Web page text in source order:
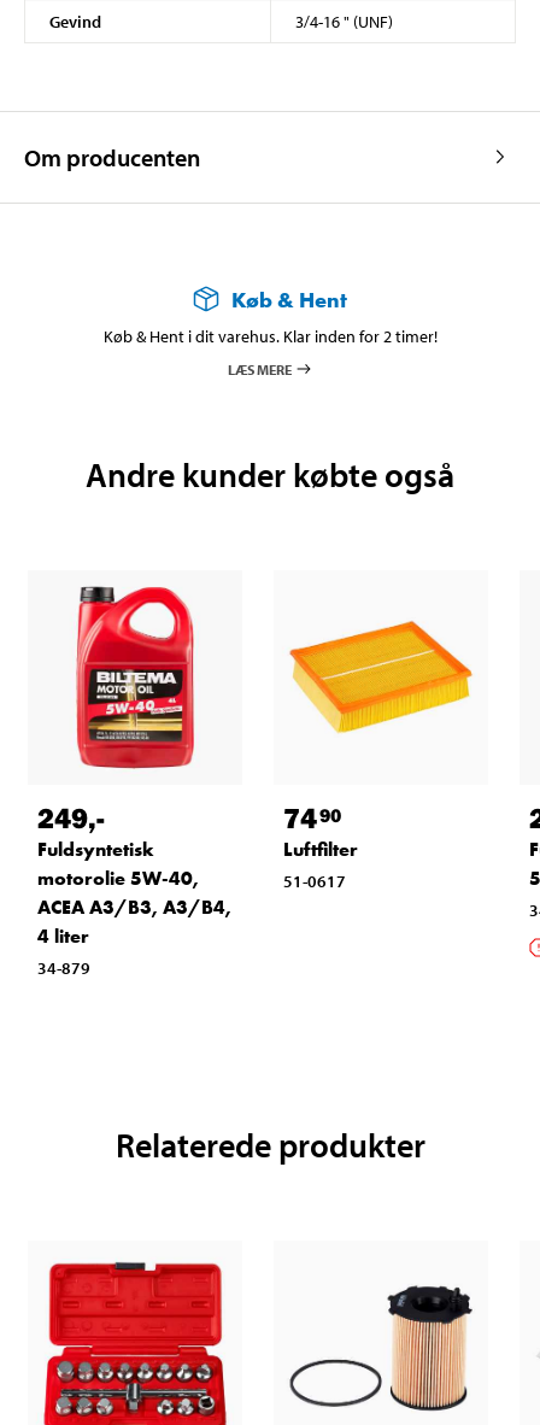
Gevind 3/4-16 " (UNF)
Om producenten
Køb & Hent
Køb & Hent i dit varehus. Klar inden for 2 timer!
LÆS MERE
Andre kunder købte også
249,-
Fuldsyntetisk
motorolie 5W-40,
ACEA A3/B3, A3/B4,
4 liter
34-879
7490
Luftfilter
51-0617
Relaterede produkter